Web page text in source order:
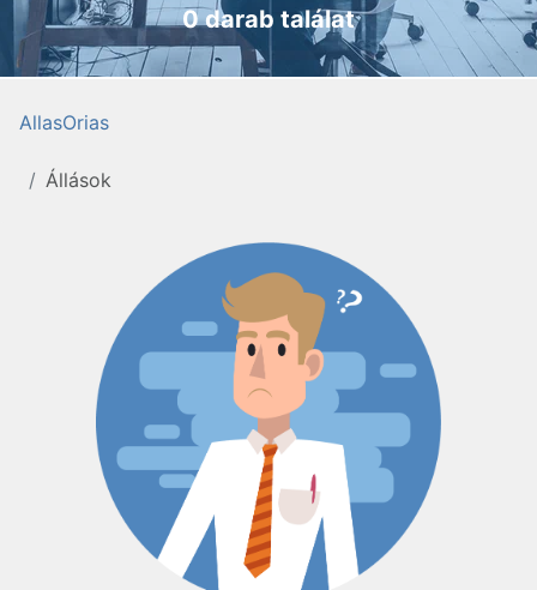
0 darab találat
AllasOrias
Állások